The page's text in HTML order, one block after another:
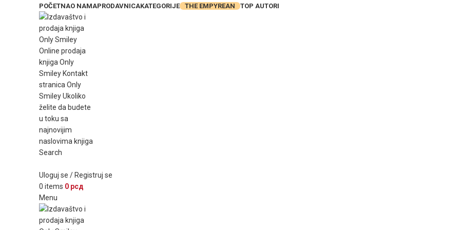
POČETNAO NAMAPRODAVNICAKATEGORIJE THE EMPYREAN TOP AUTORI
Search
Uloguj se / Registruj se
0 items 0 рсд
Menu